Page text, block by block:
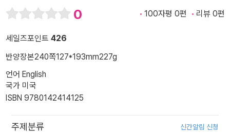
0 100자평 0편 리뷰 0편
세일즈포인트 426
반양장본240쪽127*193mm227g
언어 English
국가 미국
ISBN 9780142414125
주제분류 신간알림 신청